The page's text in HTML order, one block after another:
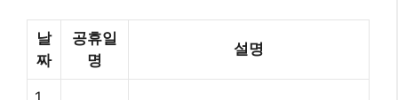
날
짜
공휴일
명
설명